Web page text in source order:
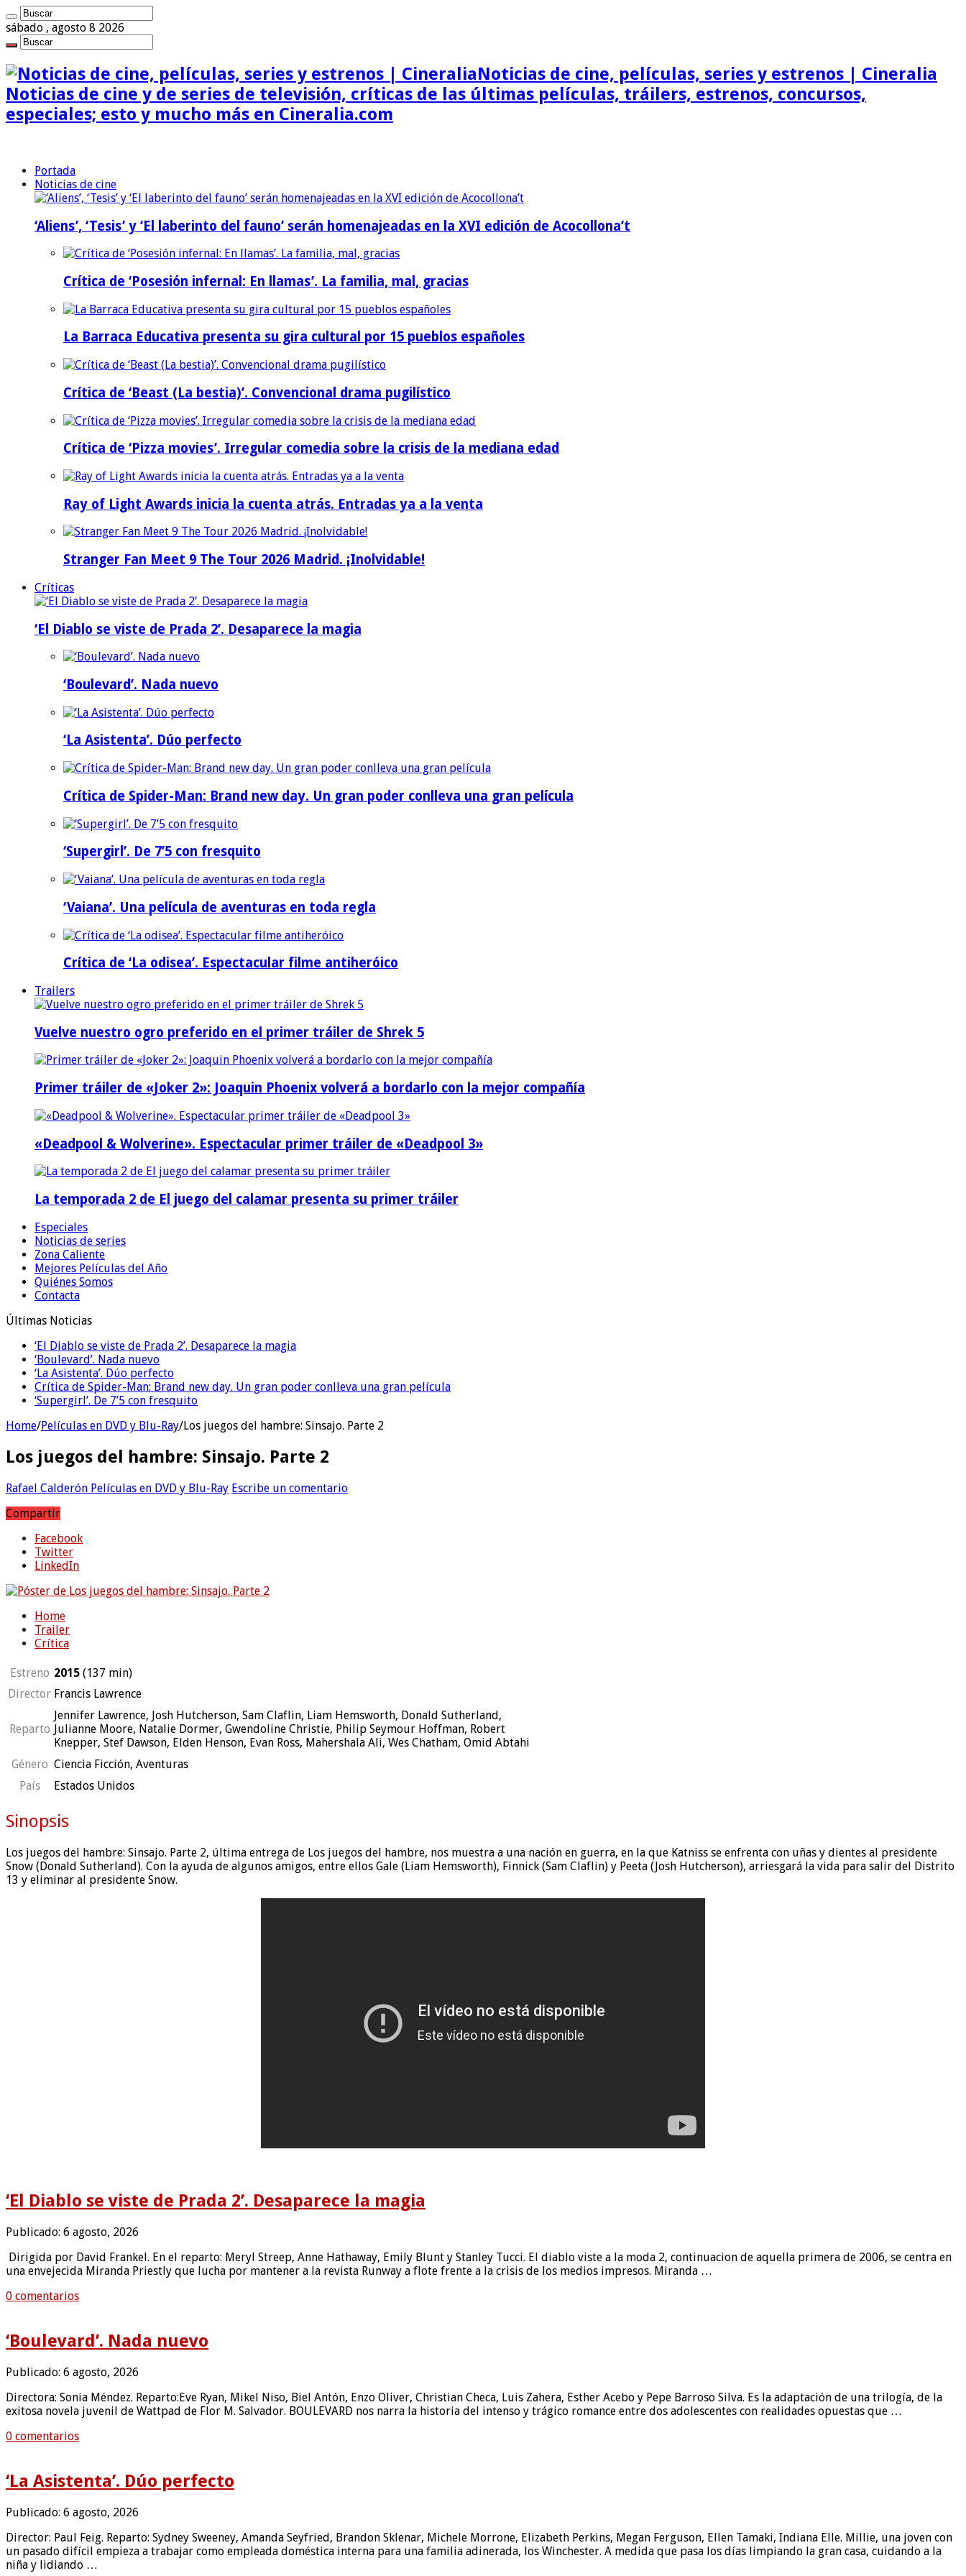
sábado , agosto 8 2026
Noticias de cine, películas, series y estrenos | Cineralia
Noticias de cine y de series de televisión, críticas de las últimas películas, tráilers, estrenos, concursos,
especiales; esto y mucho más en Cineralia.com
Portada
Noticias de cine
‘Aliens’, ‘Tesis’ y ‘El laberinto del fauno’ serán homenajeadas en la XVI edición de Acocollona’t
Crítica de ‘Posesión infernal: En llamas’. La familia, mal, gracias
La Barraca Educativa presenta su gira cultural por 15 pueblos españoles
Crítica de ‘Beast (La bestia)’. Convencional drama pugilístico
Crítica de ‘Pizza movies’. Irregular comedia sobre la crisis de la mediana edad
Ray of Light Awards inicia la cuenta atrás. Entradas ya a la venta
Stranger Fan Meet 9 The Tour 2026 Madrid. ¡Inolvidable!
Críticas
‘El Diablo se viste de Prada 2’. Desaparece la magia
‘Boulevard’. Nada nuevo
‘La Asistenta’. Dúo perfecto
Crítica de Spider-Man: Brand new day. Un gran poder conlleva una gran película
‘Supergirl’. De 7’5 con fresquito
‘Vaiana’. Una película de aventuras en toda regla
Crítica de ‘La odisea’. Espectacular filme antiheróico
Trailers
Vuelve nuestro ogro preferido en el primer tráiler de Shrek 5
Primer tráiler de «Joker 2»: Joaquin Phoenix volverá a bordarlo con la mejor compañía
«Deadpool & Wolverine». Espectacular primer tráiler de «Deadpool 3»
La temporada 2 de El juego del calamar presenta su primer tráiler
Especiales
Noticias de series
Zona Caliente
Mejores Películas del Año
Quiénes Somos
Contacta
Últimas Noticias
‘El Diablo se viste de Prada 2’. Desaparece la magia
‘Boulevard’. Nada nuevo
‘La Asistenta’. Dúo perfecto
Crítica de Spider-Man: Brand new day. Un gran poder conlleva una gran película
‘Supergirl’. De 7’5 con fresquito
Home/Películas en DVD y Blu-Ray/Los juegos del hambre: Sinsajo. Parte 2
Los juegos del hambre: Sinsajo. Parte 2
Rafael Calderón Películas en DVD y Blu-Ray Escribe un comentario
Compartir
Facebook
Twitter
LinkedIn
Home
Trailer
Crítica
Estreno 2015 (137 min)
Director Francis Lawrence
Reparto
Jennifer Lawrence, Josh Hutcherson, Sam Claflin, Liam Hemsworth, Donald Sutherland,
Julianne Moore, Natalie Dormer, Gwendoline Christie, Philip Seymour Hoffman, Robert
Knepper, Stef Dawson, Elden Henson, Evan Ross, Mahershala Ali, Wes Chatham, Omid Abtahi
Género Ciencia Ficción, Aventuras
País
Estados Unidos
Sinopsis
Los juegos del hambre: Sinsajo. Parte 2, última entrega de Los juegos del hambre, nos muestra a una nación en guerra, en la que Katniss se enfrenta con uñas y dientes al presidente
Snow (Donald Sutherland). Con la ayuda de algunos amigos, entre ellos Gale (Liam Hemsworth), Finnick (Sam Claflin) y Peeta (Josh Hutcherson), arriesgará la vida para salir del Distrito
13 y eliminar al presidente Snow.
‘El Diablo se viste de Prada 2’. Desaparece la magia
Publicado: 6 agosto, 2026
Dirigida por David Frankel. En el reparto: Meryl Streep, Anne Hathaway, Emily Blunt y Stanley Tucci. El diablo viste a la moda 2, continuacion de aquella primera de 2006, se centra en
una envejecida Miranda Priestly que lucha por mantener a la revista Runway a flote frente a la crisis de los medios impresos. Miranda …
0 comentarios
‘Boulevard’. Nada nuevo
Publicado: 6 agosto, 2026
Directora: Sonia Méndez. Reparto:Eve Ryan, Mikel Niso, Biel Antón, Enzo Oliver, Christian Checa, Luis Zahera, Esther Acebo y Pepe Barroso Silva. Es la adaptación de una trilogía, de la
exitosa novela juvenil de Wattpad de Flor M. Salvador. BOULEVARD nos narra la historia del intenso y trágico romance entre dos adolescentes con realidades opuestas que …
0 comentarios
‘La Asistenta’. Dúo perfecto
Publicado: 6 agosto, 2026
Director: Paul Feig. Reparto: Sydney Sweeney, Amanda Seyfried, Brandon Sklenar, Michele Morrone, Elizabeth Perkins, Megan Ferguson, Ellen Tamaki, Indiana Elle. Millie, una joven con
un pasado difícil empieza a trabajar como empleada doméstica interna para una familia adinerada, los Winchester. A medida que pasa los días limpiando la gran casa, cuidando a la
niña y lidiando …